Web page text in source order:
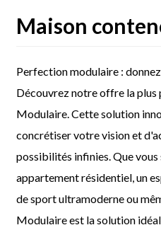
Maison
Perfection modulaire :
Découvrez notre offre la plus
Modulaire. Cette solution
concrétiser votre vision et
possibilités infinies. Que
appartement résidentiel, un
de sport ultramoderne ou
Modulaire est la solution